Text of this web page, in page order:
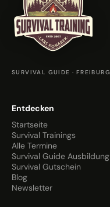
SURVIVAL GUIDE · FREIBURG
Entdecken
Startseite
Survival Trainings
Alle Termine
Survival Guide Ausbildung
Survival Gutschein
Blog
Newsletter